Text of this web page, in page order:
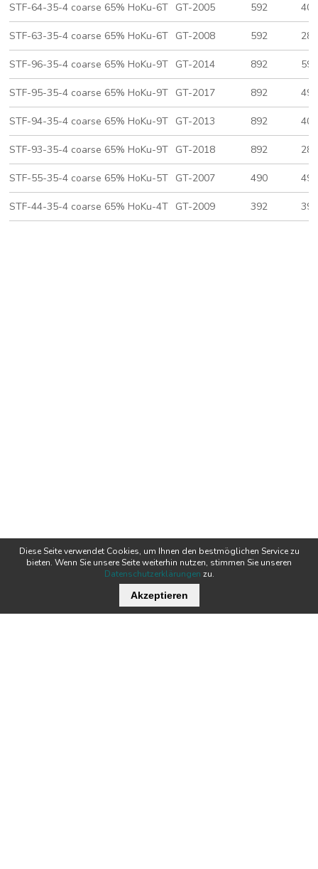
Diese Seite verwendet Cookies, um Ihnen den bestmöglichen Service zu
bieten. Wenn Sie unsere Seite weiterhin nutzen, stimmen Sie unseren
Datenschutzerklärungen zu.
Akzeptieren
STF-64-35-4 coarse 65% HoKu-6T GT-2005 592 402
STF-63-35-4 coarse 65% HoKu-6T GT-2008 592 287
STF-96-35-4 coarse 65% HoKu-9T GT-2014 892 592
STF-95-35-4 coarse 65% HoKu-9T GT-2017 892 490
STF-94-35-4 coarse 65% HoKu-9T GT-2013 892 402
STF-93-35-4 coarse 65% HoKu-9T GT-2018 892 287
STF-55-35-4 coarse 65% HoKu-5T GT-2007 490 490
STF-44-35-4 coarse 65% HoKu-4T GT-2009 392 392